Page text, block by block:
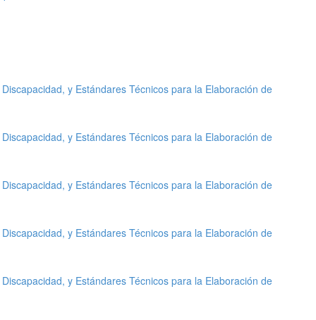
y Estándares Técnicos para la Elaboración de
y Estándares Técnicos para la Elaboración de
y Estándares Técnicos para la Elaboración de
y Estándares Técnicos para la Elaboración de
y Estándares Técnicos para la Elaboración de